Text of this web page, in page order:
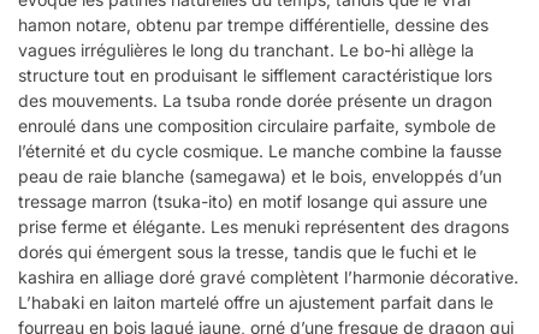
hamon notare, obtenu par trempe différentielle, dessine des
vagues irrégulières le long du tranchant. Le bo-hi allège la
structure tout en produisant le sifflement caractéristique lors
des mouvements. La tsuba ronde dorée présente un dragon
enroulé dans une composition circulaire parfaite, symbole de
l’éternité et du cycle cosmique. Le manche combine la fausse
peau de raie blanche (samegawa) et le bois, enveloppés d’un
tressage marron (tsuka-ito) en motif losange qui assure une
prise ferme et élégante. Les menuki représentent des dragons
dorés qui émergent sous la tresse, tandis que le fuchi et le
kashira en alliage doré gravé complètent l’harmonie décorative.
L’habaki en laiton martelé offre un ajustement parfait dans le
fourreau en bois laqué jaune, orné d’une fresque de dragon qui